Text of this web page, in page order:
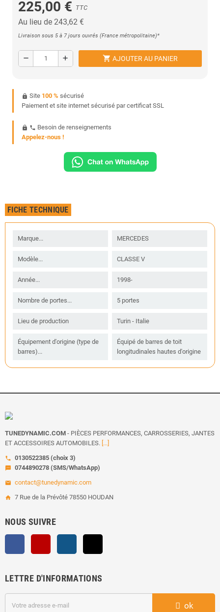
225,00 € TTC
Au lieu de 243,62 €
Livraison sous 5 à 7 jours ouvrés (France métropolitaine)*
remove add shopping_cart AJOUTER AU PANIER
https Site 100 % sécurisé
Paiement et site internet sécurisé par certificat SSL
https phone Besoin de renseignements
Appelez-nous !
FICHE TECHNIQUE
Marque... MERCEDES
Modèle... CLASSE V
Année... 1998-
Nombre de portes... 5 portes
Lieu de production Turin - Italie
Équipement d'origine (type de
barres)...
Équipé de barres de toit
longitudinales hautes d'origine
TUNEDYNAMIC.COM - PIÈCES PERFORMANCES, CARROSSERIES, JANTES
ET ACCESSOIRES AUTOMOBILES. [...]
call 0130522385 (choix 3)
sms 0744890278 (SMS/WhatsApp)
email contact@tunedynamic.com
home 7 Rue de la Prévôté 78550 HOUDAN
NOUS SUIVRE
Facebook YouTube Instagram
LETTRE D'INFORMATIONS
ok